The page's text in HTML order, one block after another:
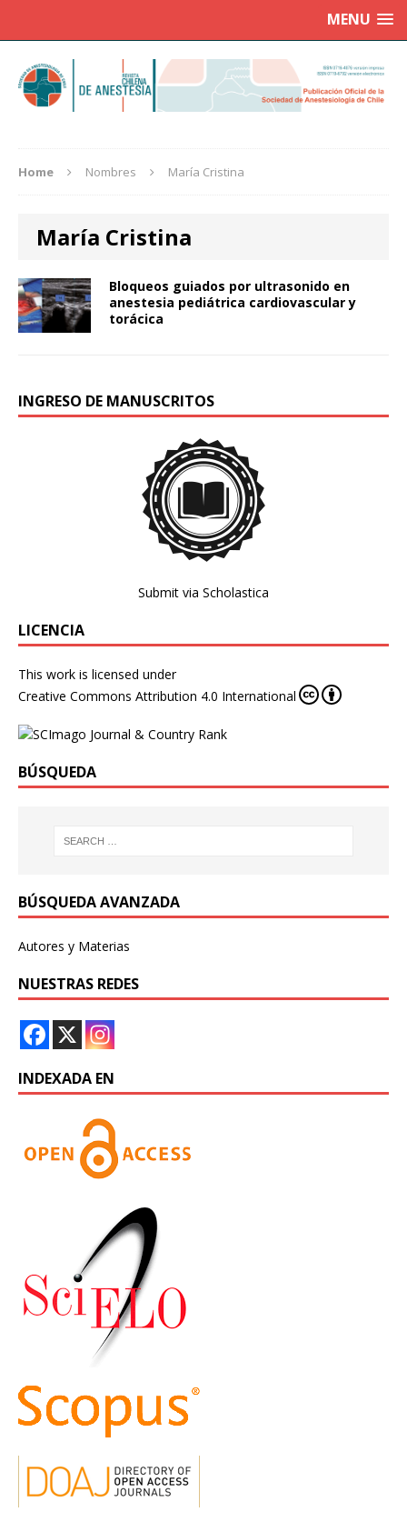
MENU
Home Nombres María Cristina
María Cristina
Bloqueos guiados por ultrasonido en
anestesia pediátrica cardiovascular y
torácica
INGRESO DE MANUSCRITOS
Submit via Scholastica
LICENCIA
This work is licensed under
Creative Commons Attribution 4.0 International
BÚSQUEDA
BÚSQUEDA AVANZADA
Autores y Materias
NUESTRAS REDES
INDEXADA EN